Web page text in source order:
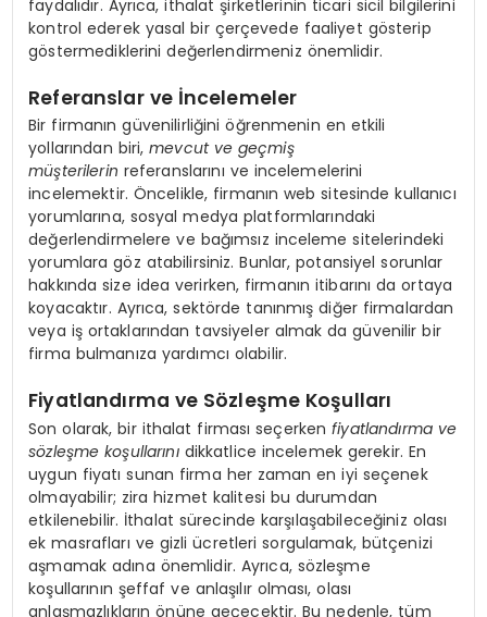
faydalıdır. Ayrıca, ithalat şirketlerinin ticari sicil bilgilerini
kontrol ederek yasal bir çerçevede faaliyet gösterip
göstermediklerini değerlendirmeniz önemlidir.
Referanslar ve İncelemeler
Bir firmanın güvenilirliğini öğrenmenin en etkili
yollarından biri,mevcut ve geçmiş
müşterilerin referanslarını ve incelemelerini
incelemektir. Öncelikle, firmanın web sitesinde kullanıcı
yorumlarına, sosyal medya platformlarındaki
değerlendirmelere ve bağımsız inceleme sitelerindeki
yorumlara göz atabilirsiniz. Bunlar, potansiyel sorunlar
hakkında size idea verirken, firmanın itibarını da ortaya
koyacaktır. Ayrıca, sektörde tanınmış diğer firmalardan
veya iş ortaklarından tavsiyeler almak da güvenilir bir
firma bulmanıza yardımcı olabilir.
Fiyatlandırma ve Sözleşme Koşulları
Son olarak, bir ithalat firması seçerkenfiyatlandırma ve
sözleşme koşullarınıdikkatlice incelemek gerekir. En
uygun fiyatı sunan firma her zaman en iyi seçenek
olmayabilir; zira hizmet kalitesi bu durumdan
etkilenebilir. İthalat sürecinde karşılaşabileceğiniz olası
ek masrafları ve gizli ücretleri sorgulamak, bütçenizi
aşmamak adına önemlidir. Ayrıca, sözleşme
koşullarının şeffaf ve anlaşılır olması, olası
anlaşmazlıkların önüne geçecektir. Bu nedenle, tüm